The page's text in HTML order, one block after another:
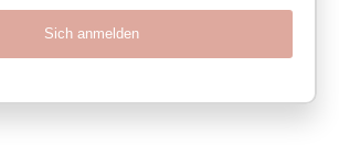
Sich anmelden